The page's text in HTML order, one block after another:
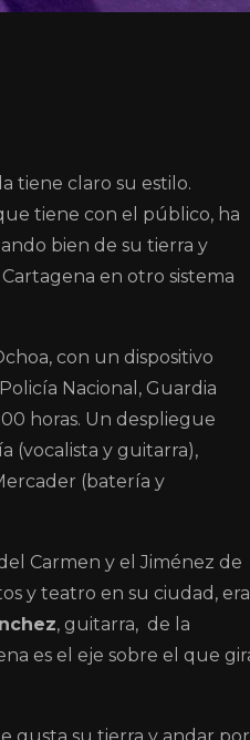
tiene claro su estilo.
tiene con el público, ha
bien de su tierra y
en otro sistema
con un dispositivo
Nacional, Guardia
horas. Un despliegue
(vocalista y guitarra),
(batería y
Carmen y el Jiménez de
y teatro en su ciudad, era
, guitarra, de la
es el eje sobre el que